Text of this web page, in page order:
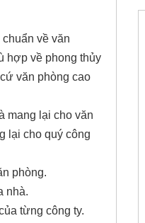
về văn
hợp về phong thủy
văn phòng cao
mang lại cho văn
lại cho quý công
phòng.
nhà.
từng công ty.